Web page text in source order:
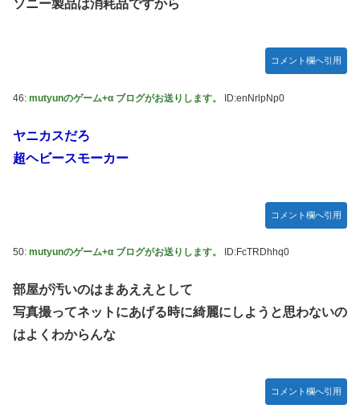
ソニー製品は消耗品ですから
コメント欄へ引用
46: mutyunのゲーム+α ブログがお送りします。 ID:enNrlpNp0
ヤニカスだろ
超ヘビースモーカー
コメント欄へ引用
50: mutyunのゲーム+α ブログがお送りします。 ID:FcTRDhhq0
部屋が汚いのはまあええとして
写真撮ってネットにあげる時に綺麗にしようと思わないの
はよくわからんな
コメント欄へ引用